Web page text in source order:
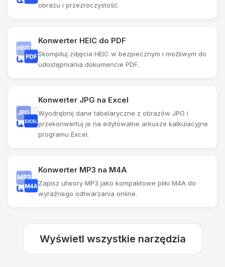
obrazu i przezroczystość.
Konwerter HEIC do PDF
Skompiluj zdjęcia HEIC w bezpiecznym i możliwym do
udostępniania dokumencie PDF.
Konwerter JPG na Excel
Wyodrębnij dane tabelaryczne z obrazów JPG i
przekonwertuj je na edytowalne arkusze kalkulacyjne
programu Excel.
Konwerter MP3 na M4A
Zapisz utwory MP3 jako kompaktowe pliki M4A do
wyraźnego odtwarzania online.
Wyświetl wszystkie narzędzia